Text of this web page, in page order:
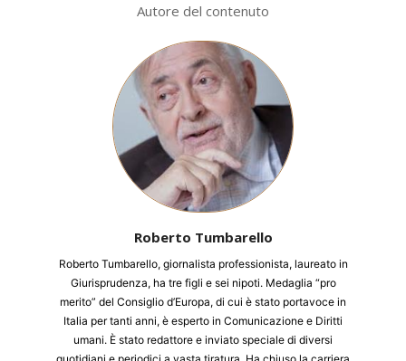
Autore del contenuto
Roberto Tumbarello
Roberto Tumbarello, giornalista professionista, laureato in
Giurisprudenza, ha tre figli e sei nipoti. Medaglia “pro
merito” del Consiglio d’Europa, di cui è stato portavoce in
Italia per tanti anni, è esperto in Comunicazione e Diritti
umani. È stato redattore e inviato speciale di diversi